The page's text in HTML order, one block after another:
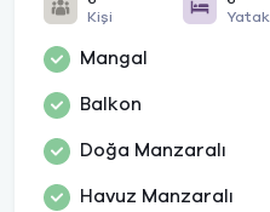
Kişi
Yatak
Mangal
Balkon
Doğa Manzaralı
Havuz Manzaralı